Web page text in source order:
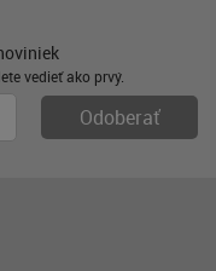
vedieť ako prvý.